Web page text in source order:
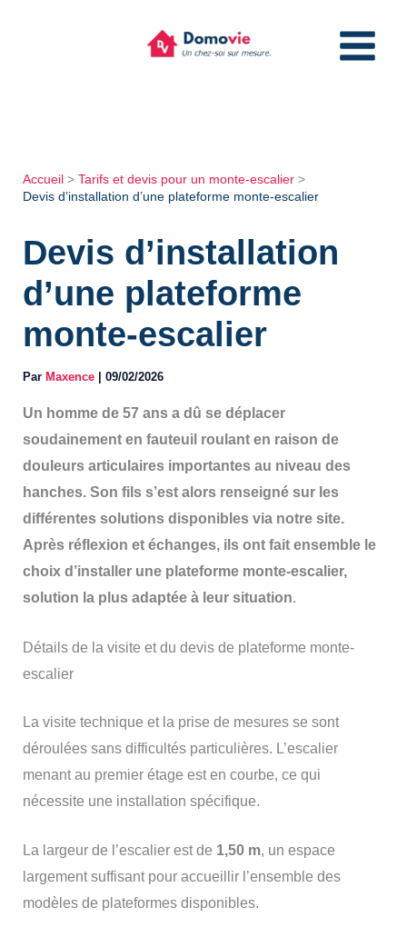
Accueil
Tarifs et devis pour un monte-escalier
Devis d’installation d’une plateforme monte-escalier
Devis d’installation
d’une plateforme
monte-escalier
Par Maxence 09/02/2026
Un homme de 57 ans a dû se déplacer
soudainement en fauteuil roulant en raison de
douleurs articulaires importantes au niveau des
hanches. Son fils s’est alors renseigné sur les
différentes solutions disponibles via notre site.
Après réflexion et échanges, ils ont fait ensemble le
choix d’installer une plateforme monte-escalier,
solution la plus adaptée à leur situation.
Détails de la visite et du devis de plateforme monte-
escalier
La visite technique et la prise de mesures se sont
déroulées sans difficultés particulières. L’escalier
menant au premier étage est en courbe, ce qui
nécessite une installation spécifique.
La largeur de l’escalier est de 1,50 m, un espace
largement suffisant pour accueillir l’ensemble des
modèles de plateformes disponibles.